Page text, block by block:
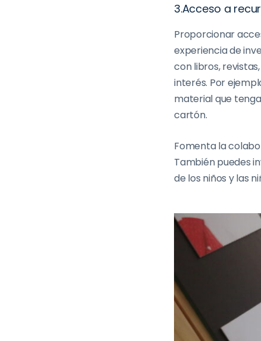
3.Acceso a
Proporcionar
experiencia de
con libros,
interés. Por
material que
cartón.
Fomenta la
También puedes
de los niños y las